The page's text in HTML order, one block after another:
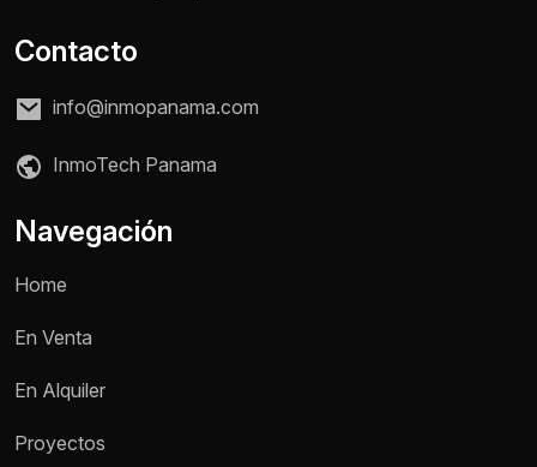
Nombre *
Contacto
info@inmopanama.com
InmoTech Panama
Navegación
Home
En Venta
En Alquiler
Proyectos